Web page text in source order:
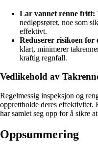
Lar vannet renne fritt:
nedløpsrøret, noe som
effektivt.
Reduserer risikoen for
klart, minimerer
kraftig regnfall.
Vedlikehold av
Regelmessig inspeksjon og
opprettholde deres effektivitet.
har samlet seg opp for å sikre
Oppsummering